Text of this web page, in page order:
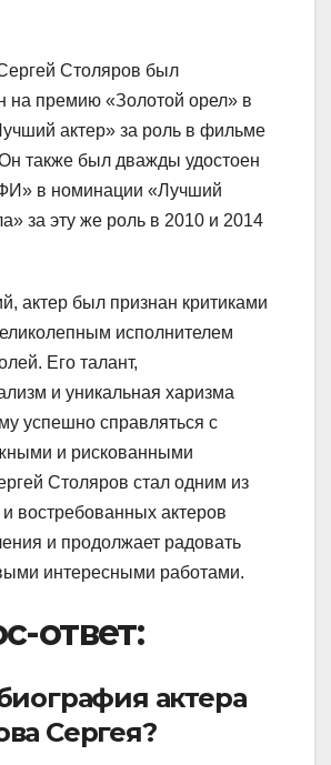
Столяров был
на премию «Золотой орел» в
актер» за роль в фильме
также был дважды удостоен
в номинации «Лучший
за эту же роль в 2010 и 2014
актер был признан критиками
исполнителем
Его талант,
и уникальная харизма
успешно справляться с
и рискованными
Столяров стал одним из
востребованных актеров
и продолжает радовать
интересными работами.
ответ:
актера
Сергея?